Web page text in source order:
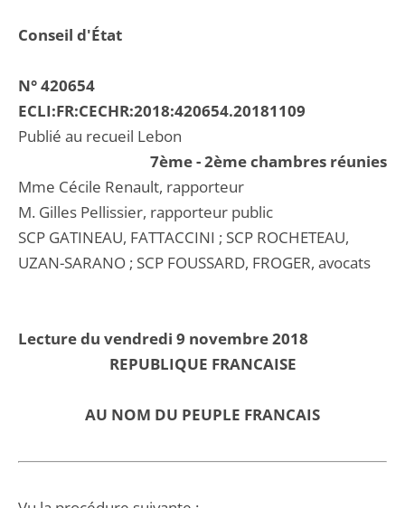
Conseil d'État
N° 420654
ECLI:FR:CECHR:2018:420654.20181109
Publié au recueil Lebon
7ème - 2ème chambres réunies
Mme Cécile Renault, rapporteur
M. Gilles Pellissier, rapporteur public
SCP GATINEAU, FATTACCINI ; SCP ROCHETEAU,
UZAN-SARANO ; SCP FOUSSARD, FROGER, avocats
Lecture du vendredi 9 novembre 2018
REPUBLIQUE FRANCAISE
AU NOM DU PEUPLE FRANCAIS